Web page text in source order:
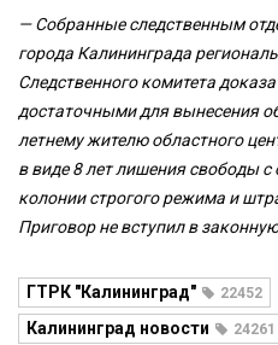
— Собранные следственным
города Калининграда
Следственного комитета
достаточными для вынесения
летнему жителю областного
в виде 8 лет лишения свободы
колонии строгого режима и
Приговор не вступил в
ГТРК "Калининград" 22452
Калининград новости 24261